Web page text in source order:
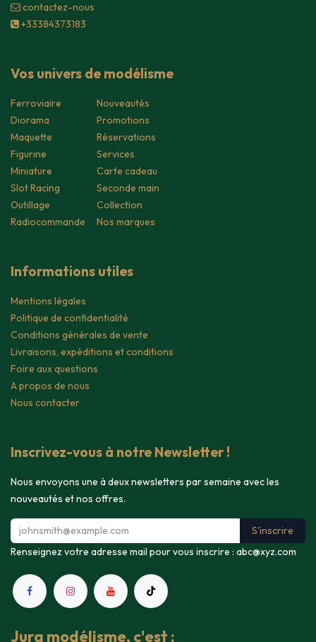
contacte​z-nous
+33384373183
Vos univers de modélisme
Ferroviaire
Diorama
Maquette
Figurine
Miniature
Slot Racing
Outillage
Radiocommande
Nouveautés
Promotions
Réservations
Services
Carte cadeau
Seconde main
Collection
Nos marques
Informations utiles
Mentions légales
Politique de confidentialité
Conditions générales de vente
Livraisons, expéditions et conditions
Foire aux questions
A propos de nous
Nous contacter
Inscrivez-vous à notre Newsletter !
Nous envoyons une à deux newsletters par semaine avec les
nouveautés et nos offres.
S'inscrire
Renseignez votre adresse mail pour vous inscrire : abc@xyz.com
Jura modélisme, c'est :